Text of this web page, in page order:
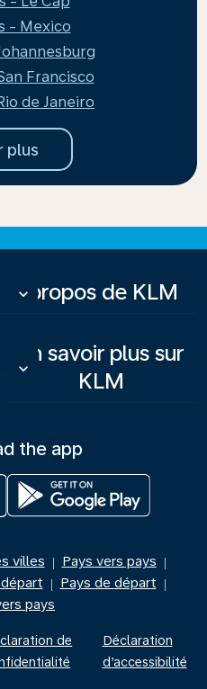
- Mexico
Francisco
de Janeiro
plus
À propos de KLM
keyboard_arrow_down
En savoir plus sur
KLM
keyboard_arrow_down
the app
villes | Pays vers pays |
| Pays de départ |
pays
de
Déclaration
d’accessibilité